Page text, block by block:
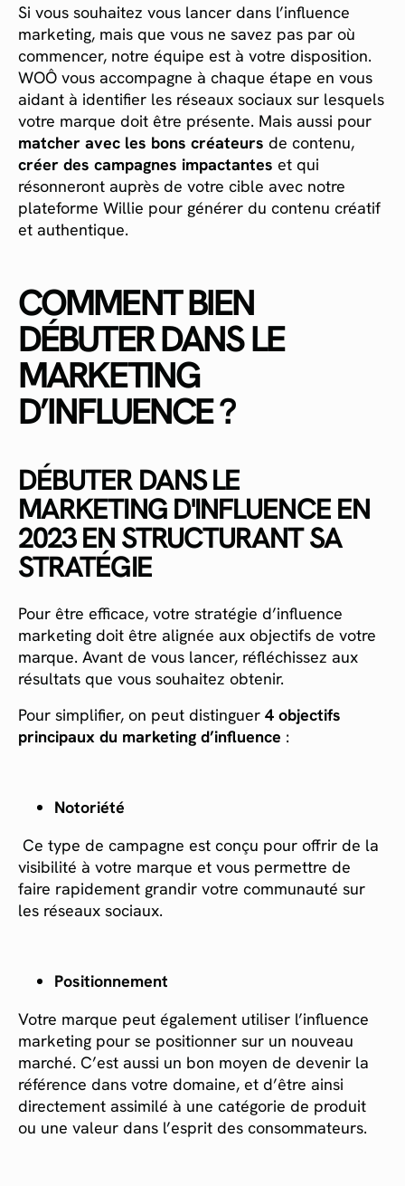
Si vous souhaitez vous lancer dans l’influence
marketing, mais que vous ne savez pas par où
commencer, notre équipe est à votre disposition.
WOÔ vous accompagne à chaque étape en vous
aidant à identifier les réseaux sociaux sur lesquels
votre marque doit être présente. Mais aussi pour
matcher avec les bons créateurs de contenu,
créer des campagnes impactantes et qui
résonneront auprès de votre cible avec notre
plateforme Willie pour générer du contenu créatif
et authentique.
COMMENT BIEN
DÉBUTER DANS LE
MARKETING
D’INFLUENCE ?
DÉBUTER DANS LE
MARKETING D'INFLUENCE EN
2023 EN STRUCTURANT SA
STRATÉGIE
Pour être efficace, votre stratégie d’influence
marketing doit être alignée aux objectifs de votre
marque. Avant de vous lancer, réfléchissez aux
résultats que vous souhaitez obtenir.
Pour simplifier, on peut distinguer 4 objectifs
principaux du marketing d’influence :
Notoriété
Ce type de campagne est conçu pour offrir de la
visibilité à votre marque et vous permettre de
faire rapidement grandir votre communauté sur
les réseaux sociaux.
Positionnement
Votre marque peut également utiliser l’influence
marketing pour se positionner sur un nouveau
marché. C’est aussi un bon moyen de devenir la
référence dans votre domaine, et d’être ainsi
directement assimilé à une catégorie de produit
ou une valeur dans l’esprit des consommateurs.